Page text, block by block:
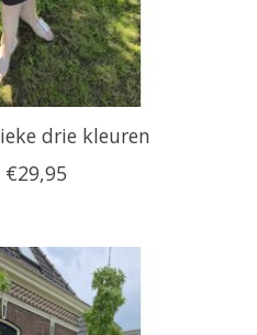
drie kleuren
€29,95